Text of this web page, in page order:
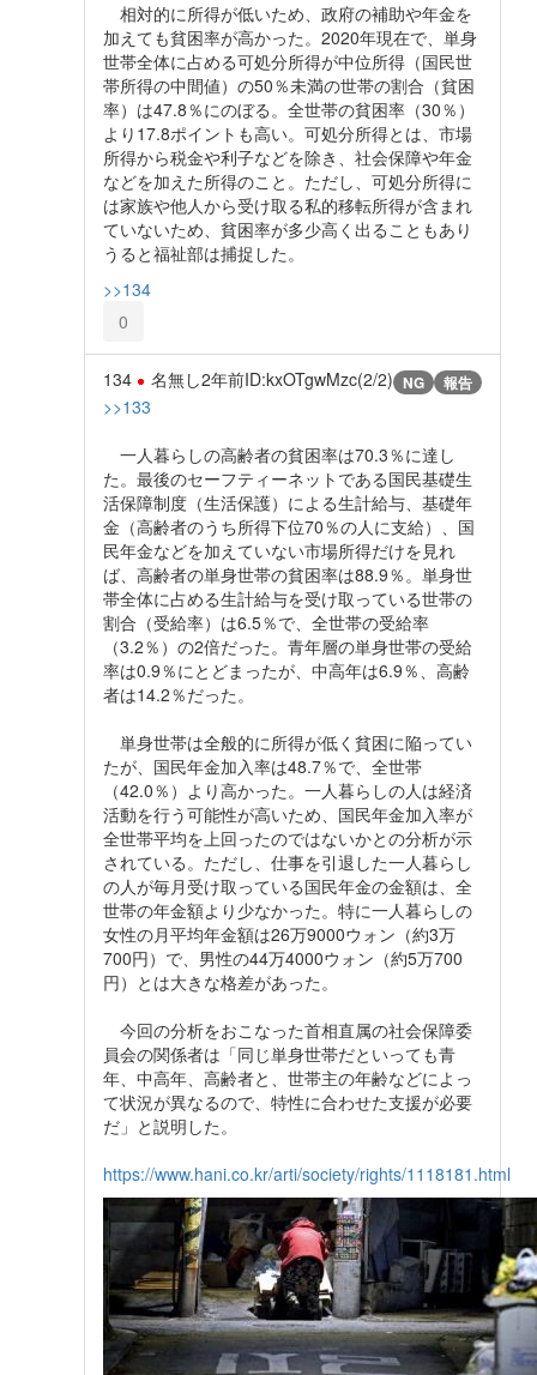
相対的に所得が低いため、政府の補助や年金を
加えても貧困率が高かった。2020年現在で、単身
世帯全体に占める可処分所得が中位所得（国民世
帯所得の中間値）の50％未満の世帯の割合（貧困
率）は47.8％にのぼる。全世帯の貧困率（30％）
より17.8ポイントも高い。可処分所得とは、市場
所得から税金や利子などを除き、社会保障や年金
などを加えた所得のこと。ただし、可処分所得に
は家族や他人から受け取る私的移転所得が含まれ
ていないため、貧困率が多少高く出ることもあり
うると福祉部は捕捉した。
>>134
0
134 名無し2年前ID:kxOTgwMzc(2/2) NG 報告
>>133
一人暮らしの高齢者の貧困率は70.3％に達し
た。最後のセーフティーネットである国民基礎生
活保障制度（生活保護）による生計給与、基礎年
金（高齢者のうち所得下位70％の人に支給）、国
民年金などを加えていない市場所得だけを見れ
ば、高齢者の単身世帯の貧困率は88.9％。単身世
帯全体に占める生計給与を受け取っている世帯の
割合（受給率）は6.5％で、全世帯の受給率
（3.2％）の2倍だった。青年層の単身世帯の受給
率は0.9％にとどまったが、中高年は6.9％、高齢
者は14.2％だった。
単身世帯は全般的に所得が低く貧困に陥ってい
たが、国民年金加入率は48.7％で、全世帯
（42.0％）より高かった。一人暮らしの人は経済
活動を行う可能性が高いため、国民年金加入率が
全世帯平均を上回ったのではないかとの分析が示
されている。ただし、仕事を引退した一人暮らし
の人が毎月受け取っている国民年金の金額は、全
世帯の年金額より少なかった。特に一人暮らしの
女性の月平均年金額は26万9000ウォン（約3万
700円）で、男性の44万4000ウォン（約5万700
円）とは大きな格差があった。
今回の分析をおこなった首相直属の社会保障委
員会の関係者は「同じ単身世帯だといっても青
年、中高年、高齢者と、世帯主の年齢などによっ
て状況が異なるので、特性に合わせた支援が必要
だ」と説明した。
https://www.hani.co.kr/arti/society/rights/1118181.html